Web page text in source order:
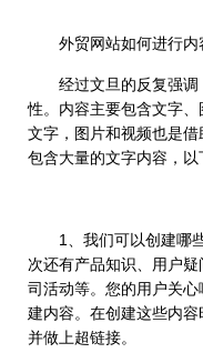
外贸网站如何进行内
经过文旦的反复强调
性。内容主要包含文字
文字，图片和视频也是
包含大量的文字内容，以
1、我们可以创建哪些
次还有产品知识、用户
司活动等。您的用户关
建内容。在创建这些内
并做上超链接。